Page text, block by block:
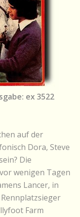
ex 3522
auf der
Dora, Steve
Die
wenigen Tagen
Lancer, in
Farm